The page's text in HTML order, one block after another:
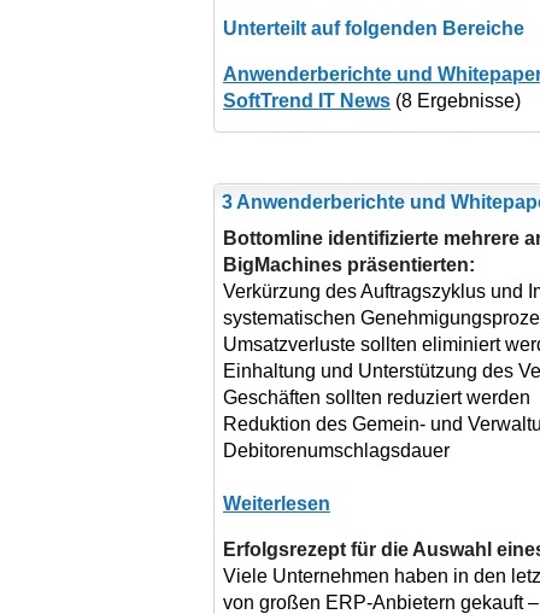
Unterteilt auf folgenden Bereiche
Anwenderberichte und
SoftTrend IT News (8 Ergebnisse)
3 Anwenderberichte und
Bottomline identifizierte mehrere
BigMachines präsentierten:
Verkürzung des Auftragszyklus und
systematischen
Umsatzverluste sollten eliminiert
Einhaltung und Unterstützung des
Geschäften sollten reduziert werden
Reduktion des Gemein- und
Debitorenumschlagsdauer
Weiterlesen
Erfolgsrezept für die Auswahl
Viele Unternehmen haben in den
von großen ERP-Anbietern gekauft